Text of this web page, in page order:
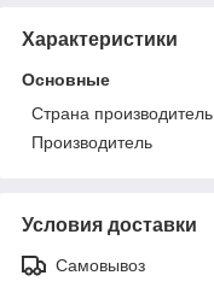
Характеристики
Основные
Страна производитель
Производитель
Условия доставки
Самовывоз